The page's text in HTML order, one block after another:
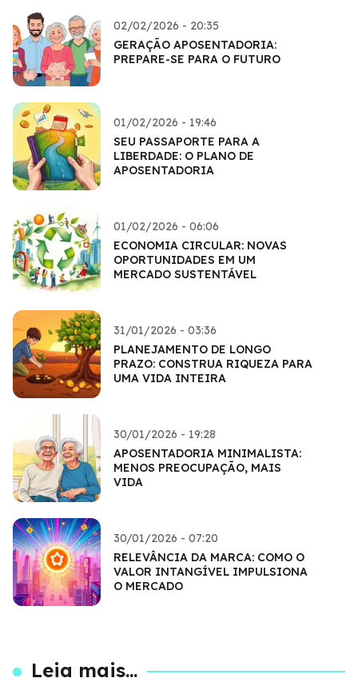
02/02/2026 - 20:35
GERAÇÃO APOSENTADORIA:
PREPARE-SE PARA O FUTURO
01/02/2026 - 19:46
SEU PASSAPORTE PARA A
LIBERDADE: O PLANO DE
APOSENTADORIA
01/02/2026 - 06:06
ECONOMIA CIRCULAR: NOVAS
OPORTUNIDADES EM UM
MERCADO SUSTENTÁVEL
31/01/2026 - 03:36
PLANEJAMENTO DE LONGO
PRAZO: CONSTRUA RIQUEZA PARA
UMA VIDA INTEIRA
30/01/2026 - 19:28
APOSENTADORIA MINIMALISTA:
MENOS PREOCUPAÇÃO, MAIS
VIDA
30/01/2026 - 07:20
RELEVÂNCIA DA MARCA: COMO O
VALOR INTANGÍVEL IMPULSIONA
O MERCADO
Leia mais...